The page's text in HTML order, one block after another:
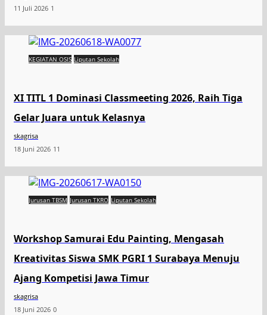
11 Juli 2026 1
KEGIATAN OSIS Liputan Sekolah
XI TITL 1 Dominasi Classmeeting 2026, Raih Tiga
Gelar Juara untuk Kelasnya
skagrisa
18 Juni 2026 11
Jurusan TBSM Jurusan TKRO Liputan Sekolah
Workshop Samurai Edu Painting, Mengasah
Kreativitas Siswa SMK PGRI 1 Surabaya Menuju
Ajang Kompetisi Jawa Timur
skagrisa
18 Juni 2026 0